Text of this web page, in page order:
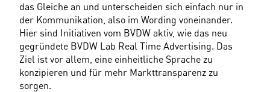
das Gleiche an und unterscheiden sich einfach nur in
der Kommunikation, also im Wording voneinander.
Hier sind Initiativen vom BVDW aktiv, wie das neu
gegründete BVDW Lab Real Time Advertising. Das
Ziel ist vor allem, eine einheitliche Sprache zu
konzipieren und für mehr Markttransparenz zu
sorgen.